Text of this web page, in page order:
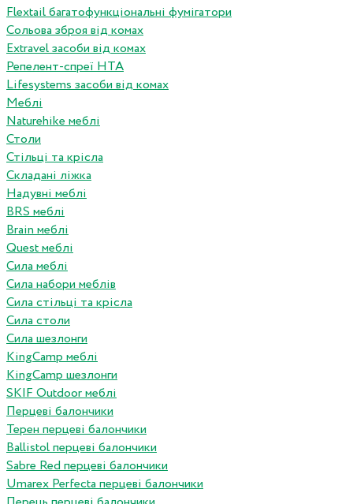
Flextail багатофункціональні фумігатори
Сольова зброя від комах
Extravel засоби від комах
Репелент-спреї HTA
Lifesystems засоби від комах
Меблі
Naturehike меблі
Столи
Стільці та крісла
Складані ліжка
Надувні меблі
BRS меблі
Brain меблі
Quest меблі
Сила меблі
Сила набори меблів
Сила стільці та крісла
Сила столи
Сила шезлонги
KingCamp меблі
KingCamp шезлонги
SKIF Outdoor меблі
Перцеві балончики
Терен перцеві балончики
Ballistol перцеві балончики
Sabre Red перцеві балончики
Umarex Perfecta перцеві балончики